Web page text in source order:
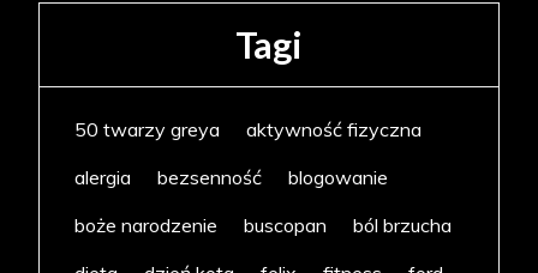
Tagi
50 twarzy greya
aktywność fizyczna
alergia
bezsenność
blogowanie
boże narodzenie
buscopan
ból brzucha